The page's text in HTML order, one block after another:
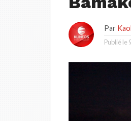
Par
Publié le